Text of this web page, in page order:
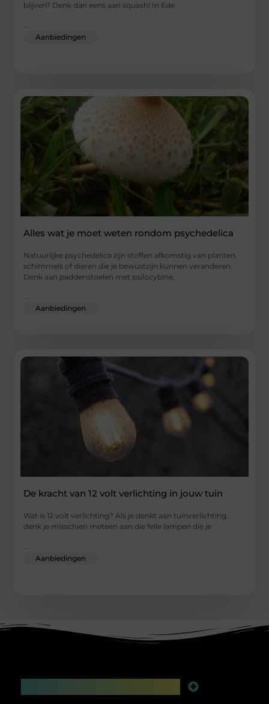
blijven? Denk dan eens aan squash! In Ede
Aanbiedingen
Alles wat je moet weten rondom psychedelica
Natuurlijke psychedelica zijn stoffen afkomstig van planten,
schimmels of dieren die je bewustzijn kunnen veranderen.
Denk aan paddenstoelen met psilocybine,
...
Aanbiedingen
De kracht van 12 volt verlichting in jouw tuin
Wat is 12 volt verlichting? Als je denkt aan tuinverlichting,
denk je misschien meteen aan die felle lampen die je
Aanbiedingen